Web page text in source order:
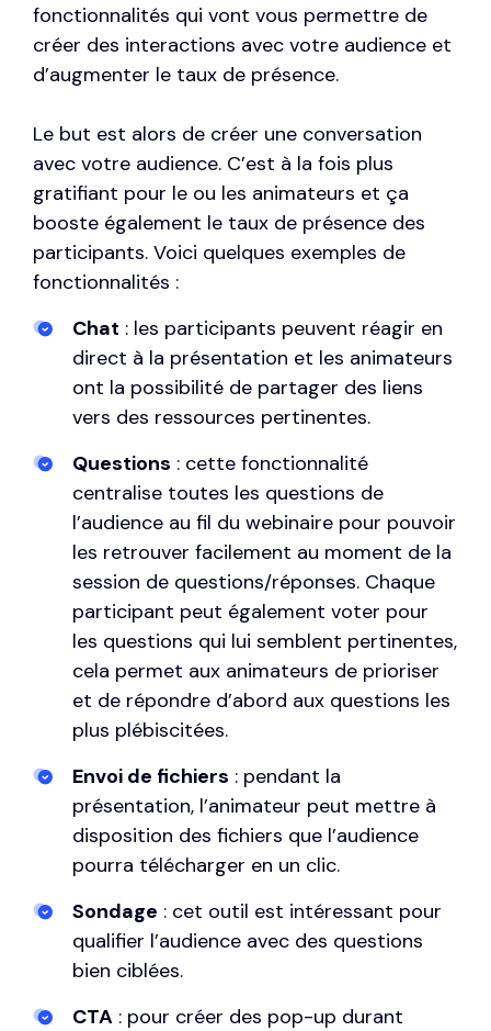
fonctionnalités qui vont vous permettre de
créer des interactions avec votre audience et
d’augmenter le taux de présence.
Le but est alors de créer une conversation
avec votre audience. C’est à la fois plus
gratifiant pour le ou les animateurs et ça
booste également le taux de présence des
participants. Voici quelques exemples de
fonctionnalités :
Chat : les participants peuvent réagir en
direct à la présentation et les animateurs
ont la possibilité de partager des liens
vers des ressources pertinentes.
Questions : cette fonctionnalité
centralise toutes les questions de
l’audience au fil du webinaire pour pouvoir
les retrouver facilement au moment de la
session de questions/réponses. Chaque
participant peut également voter pour
les questions qui lui semblent pertinentes,
cela permet aux animateurs de prioriser
et de répondre d’abord aux questions les
plus plébiscitées.
Envoi de fichiers : pendant la
présentation, l’animateur peut mettre à
disposition des fichiers que l’audience
pourra télécharger en un clic.
Sondage : cet outil est intéressant pour
qualifier l’audience avec des questions
bien ciblées.
CTA : pour créer des pop-up durant